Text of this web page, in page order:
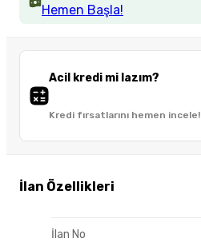
Hemen Başla!
Acil kredi mi lazım?
Kredi fırsatlarını hemen incele!
İlan Özellikleri
İlan No